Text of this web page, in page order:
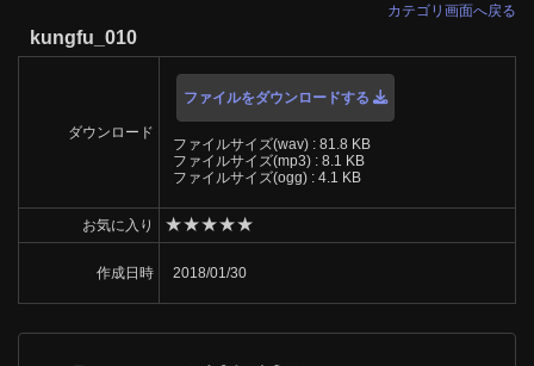
カテゴリ画面へ戻る
kungfu_010
ダウンロード
ファイルをダウンロードする
ファイルサイズ(wav) : 81.8 KB
ファイルサイズ(mp3) : 8.1 KB
ファイルサイズ(ogg) : 4.1 KB
お気に入り ★★★★★
作成日時 2018/01/30